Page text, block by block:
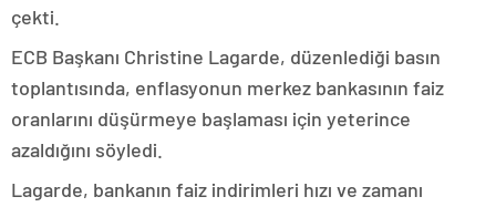
çekti.
ECB Başkanı Christine Lagarde, düzenlediği basın
toplantısında, enflasyonun merkez bankasının faiz
oranlarını düşürmeye başlaması için yeterince
azaldığını söyledi.
Lagarde, bankanın faiz indirimleri hızı ve zamanı